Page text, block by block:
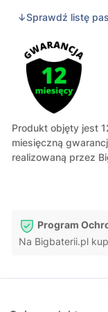
↓Sprawdź listę
Produkt objęty jest
miesięczną
realizowaną przez
Program
Na Bigbaterii.pl